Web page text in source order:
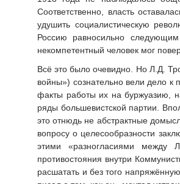
Соответственно, власть
удушить социалистическую
Россию равносильно
некомпетентный человек мог
Всё это было очевидно. Но Л.Д.
войны») сознательно вели дело к
факты работы их на буржуазию,
ряды большевистской партии.
это отнюдь не абстрактные
вопросу о целесообразности
этими «разногласиями между
противостояния внутри
расшатать и без того